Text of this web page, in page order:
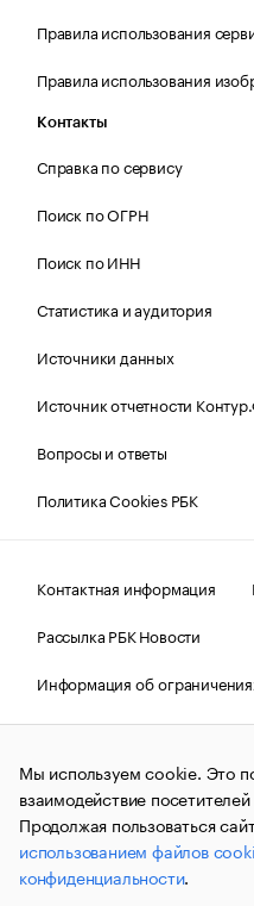
Правила использования
Правила использования
Контакты
Справка по сервису
Поиск по ОГРН
Поиск по ИНН
Статистика и аудитория
Источники данных
Источник отчетности
Вопросы и ответы
Политика Cookies РБК
Контактная информация
Рассылка РБК Новости
Информация об
Правовая информация
О
© АО
и материалы
(зарегистрировано
связи, информационных
коммуникаций
№ФС77-63848)
публикации могут
Мы используем cookie. Это
взаимодействие
Продолжая пользоваться
использованием файлов
конфиденциальности.